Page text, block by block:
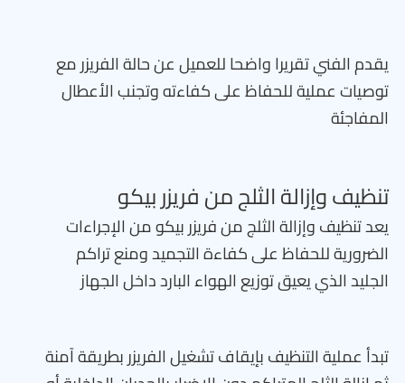
يقدم الفني تقريرا واضحا للعميل عن حالة الفريزر مع
توصيات عملية للحفاظ على كفاءته وتجنب الأعطال
المفاجئة
تنظيف وإزالة الثلج من فريزر بيكو
يعد تنظيف وإزالة الثلج من فريزر بيكو من الإجراءات
الضرورية للحفاظ على كفاءة التجميد ومنع تراكم
الجليد الذي يعيق توزيع الهواء البارد داخل الجهاز
تبدأ عملية التنظيف بإيقاف تشغيل الفريزر بطريقة آمنة